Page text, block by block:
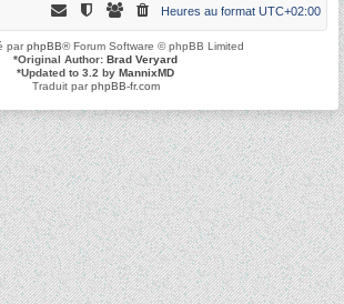
Heures au format UTC+02:00
parphpBB® Forum Software © phpBB Limited
*Original Author: Brad Veryard
*Updated to 3.2 by MannixMD
Traduit parphpBB-fr.com